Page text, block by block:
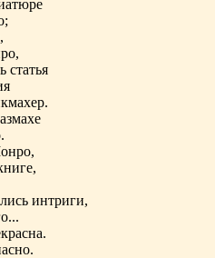
статья
интриги,